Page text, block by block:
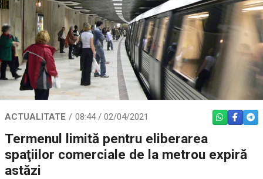
ACTUALITATE 08:44 / 02/04/2021 WHATSAPP
Termenul limită pentru eliberarea
spaţiilor comerciale de la metrou expiră
astăzi